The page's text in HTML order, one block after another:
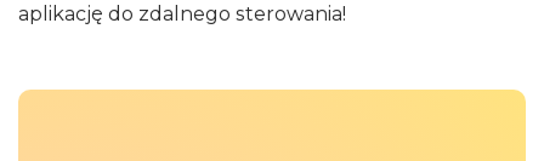
aplikację do zdalnego sterowania!